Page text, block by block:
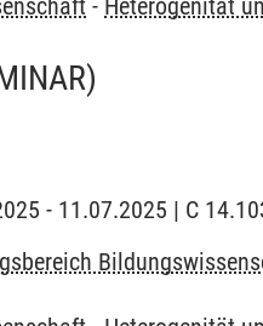
- Heterogenität
- 11.07.2025 | C